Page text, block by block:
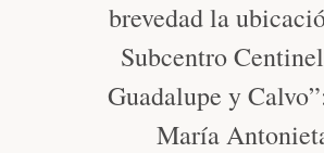
Comisiones
Secretarías
brevedad la
Subcentro
Guadalupe y
María